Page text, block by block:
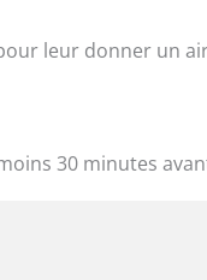
leur donner un
30 minutes